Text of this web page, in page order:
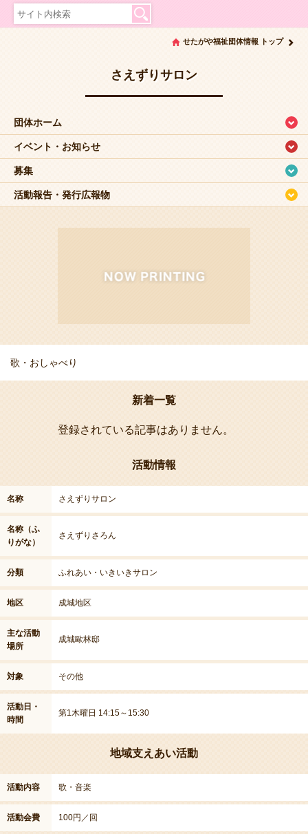
せたがや福祉団体情報 トップ
さえずりサロン
団体ホーム
イベント・お知らせ
募集
活動報告・発行広報物
歌・おしゃべり
新着一覧
登録されている記事はありません。
活動情報
名称 さえずりサロン
名称（ふ
りがな）
さえずりさろん
分類 ふれあい・いきいきサロン
地区 成城地区
主な活動
場所
成城歐林邸
対象 その他
活動日・
時間
第1木曜日 14:15～15:30
地域支えあい活動
活動内容 歌・音楽
活動会費 100円／回